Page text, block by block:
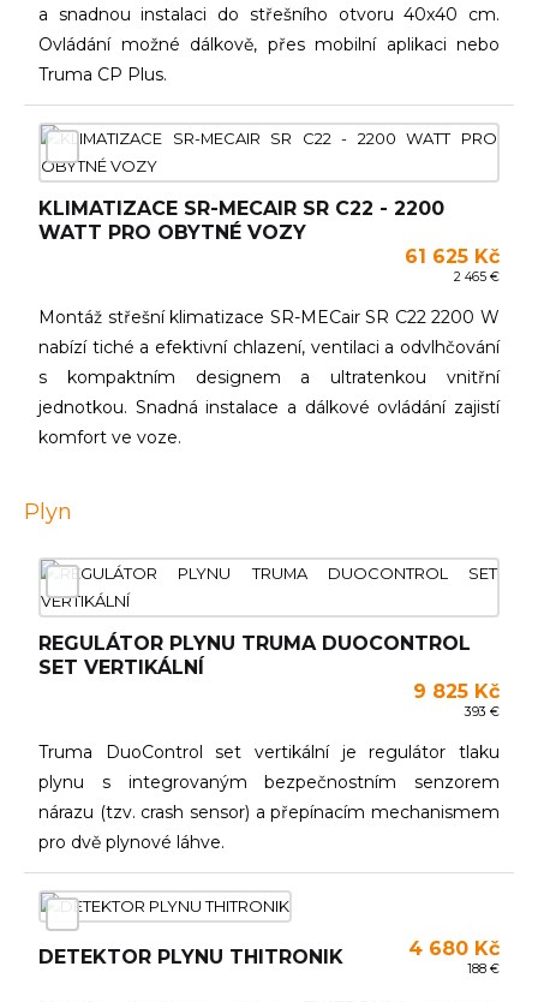
a snadnou instalaci do střešního otvoru 40x40 cm.
Ovládání možné dálkově, přes mobilní aplikaci nebo
Truma CP Plus.
KLIMATIZACE SR-MECAIR SR C22 - 2200
WATT PRO OBYTNÉ VOZY
61 625 Kč
2 465 €
Montáž střešní klimatizace SR-MECair SR C22 2200 W
nabízí tiché a efektivní chlazení, ventilaci a odvlhčování
s kompaktním designem a ultratenkou vnitřní
jednotkou. Snadná instalace a dálkové ovládání zajistí
komfort ve voze.
Plyn
REGULÁTOR PLYNU TRUMA DUOCONTROL
SET VERTIKÁLNÍ
9 825 Kč
393 €
Truma DuoControl set vertikální je regulátor tlaku
plynu s integrovaným bezpečnostním senzorem
nárazu (tzv. crash sensor) a přepínacím mechanismem
pro dvě plynové láhve.
DETEKTOR PLYNU THITRONIK 4 680 Kč
188 €